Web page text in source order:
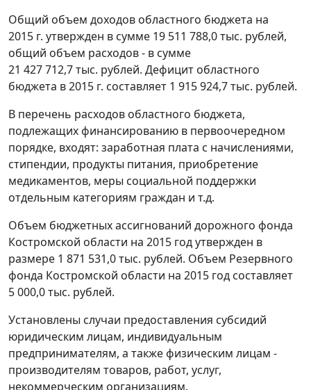
Общий объем доходов областного бюджета на
2015 г. утвержден в сумме 19 511 788,0 тыс. рублей,
общий объем расходов - в сумме
21 427 712,7 тыс. рублей. Дефицит областного
бюджета в 2015 г. составляет 1 915 924,7 тыс. рублей.
В перечень расходов областного бюджета,
подлежащих финансированию в первоочередном
порядке, входят: заработная плата с начислениями,
стипендии, продукты питания, приобретение
медикаментов, меры социальной поддержки
отдельным категориям граждан и т.д.
Объем бюджетных ассигнований дорожного фонда
Костромской области на 2015 год утвержден в
размере 1 871 531,0 тыс. рублей. Объем Резервного
фонда Костромской области на 2015 год составляет
5 000,0 тыс. рублей.
Установлены случаи предоставления субсидий
юридическим лицам, индивидуальным
предпринимателям, а также физическим лицам -
производителям товаров, работ, услуг,
некоммерческим организациям.